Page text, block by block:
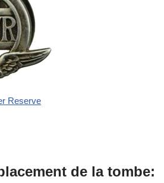
Reserve
de la tombe: